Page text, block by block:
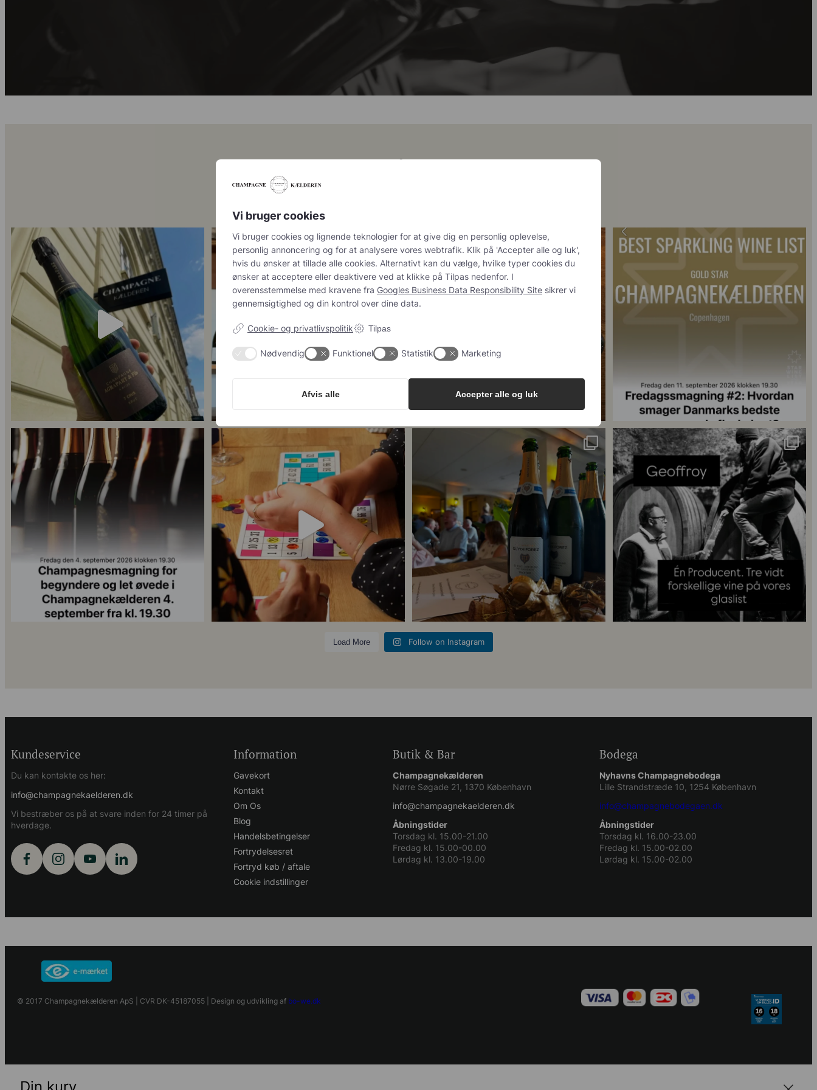
Følg os på Instagram
@champagnekaelderen
Kun 8 billetter tilbage til vores fredagssmagning
56 2
Mød Gaspard Brochet 333.F Brut Nature: den du skal... Christian Bourmalt, Les Fetes 2018 🍾 Fredagssmagningerne lever – og de næste er lige...
Er du helt ny indenfor champagne, og gerne vil ...
14
Kan man få for meget champagne? Nææææ… Kan man
5
Tusind tak til @minglr_netvaerk_for_singler for at...
0
René Geoffroy er en af Champagnes ældste...
21 1
Load More Follow on Instagram
Kundeservice
Du kan kontakte os her:
info@champagnekaelderen.dk
Vi bestræber os på at svare inden for 24 timer på
hverdage.
Information
Gavekort
Kontakt
Om Os
Blog
Handelsbetingelser
Fortrydelsesret
Fortryd køb / aftale
Cookie indstillinger
Butik & Bar
Champagnekælderen
Nørre Søgade 21, 1370 København
info@champagnekaelderen.dk
Åbningstider
Torsdag kl. 15.00-21.00
Fredag kl. 15.00-00.00
Lørdag kl. 13.00-19.00
Bodega
Nyhavns Champagnebodega
Lille Strandstræde 10, 1254 København
info@champagnebodegaen.dk
Åbningstider
Torsdag kl. 16.00-23.00
Fredag kl. 15.00-02.00
Lørdag kl. 15.00-02.00
© 2017 Champagnekælderen ApS | CVR DK-45187055 | Design og udvikling afbo-we.dk
Vi bruger cookies
Vi bruger cookies og lignende teknologier for at give dig en personlig oplevelse, personlig
annoncering og for at analysere vores webtrafik. Klik på 'Accepter alle og luk', hvis du
ønsker at tillade alle cookies. Alternativt kan du vælge, hvilke typer cookies du ønsker at
acceptere eller deaktivere ved at klikke på Tilpas nedenfor. I overensstemmelse med
kravene fraGoogles Business Data Responsibility Sitesikrer vi gennemsigtighed og din
kontrol over dine data.
Cookie- og privatlivspolitik Tilpas
Nødvendig Funktionel Statistik Marketing
Afvis alle Accepter alle og luk